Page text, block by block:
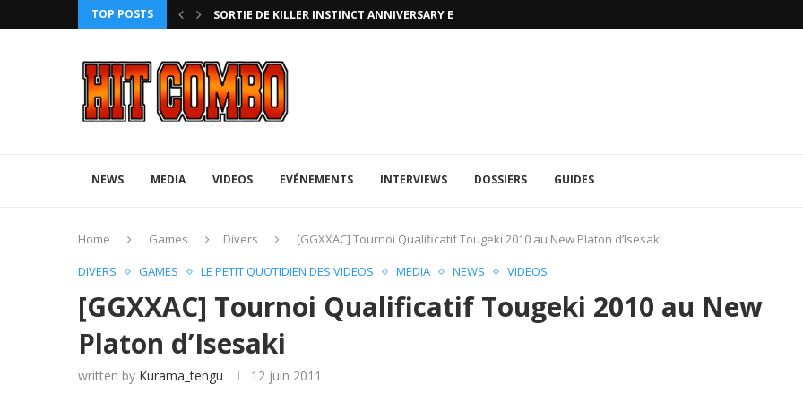
TOP POSTS
AVEC ROLLBACK... SORTIE DE KILLER INSTINCT ANNIVERSARY EDITION
NEWS MEDIA VIDEOS EVÉNEMENTS INTERVIEWS DOSSIERS GUIDES
Home Games Divers
[GGXXAC] Tournoi Qualificatif Tougeki 2010 au New Platon d’Isesaki
DIVERS
GAMES LE PETIT QUOTIDIEN DES VIDEOS MEDIA NEWS VIDEOS
[GGXXAC] Tournoi Qualificatif Tougeki 2010 au New
Platon d’Isesaki
written by Kurama_tengu 12 juin 2011